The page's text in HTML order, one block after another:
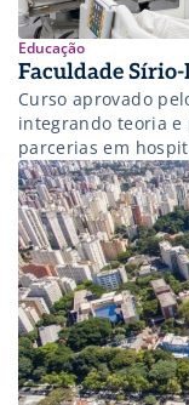
Educação
Faculdade
Curso aprovado
integrando teoria e
parcerias em